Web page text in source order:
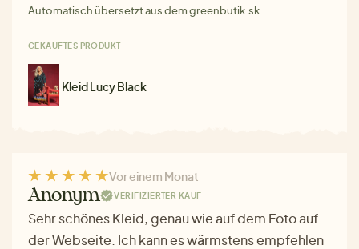
Automatisch übersetzt aus dem greenbutik.sk
GEKAUFTES PRODUKT
Kleid Lucy Black
Vor einem Monat
Anonym VERIFIZIERTER KAUF
Sehr schönes Kleid, genau wie auf dem Foto auf
der Webseite. Ich kann es wärmstens empfehlen